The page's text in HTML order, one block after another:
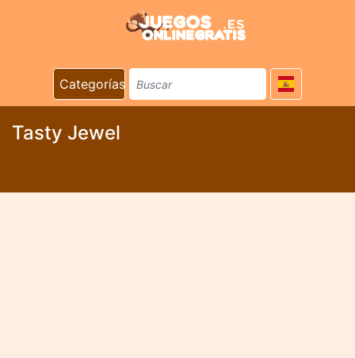
Categorías
Tasty Jewel